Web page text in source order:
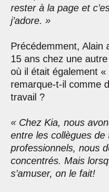
rester à la page et
j’adore. »
Précédemment, Alain
15 ans chez une
où il était également
remarque-t-il comme
travail ?
« Chez Kia, nous
entre les collègues de
professionnels, nous
concentrés. Mais
s’amuser, on le fait!